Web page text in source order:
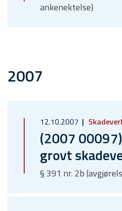
ankenektelse)
2007
12.10.2007
(2007
grovt
§ 391 nr. 2b